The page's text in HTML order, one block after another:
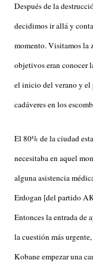
Después de la
decidimos ir allá y
momento. Visitamos la
objetivos eran conocer
el inicio del verano y el
cadáveres en los
El 80% de la ciudad
necesitaba en aquel
alguna asistencia
Erdogan [del partido
Entonces la entrada de
la cuestión más
Kobane empezar una